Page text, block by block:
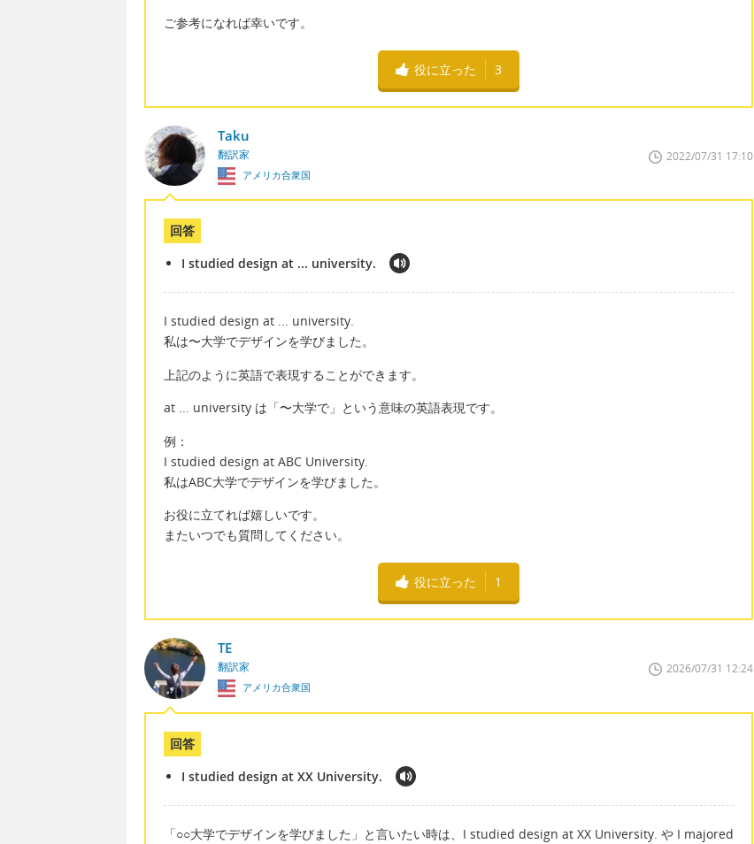
ご参考になれば幸いです。
役に立った 3
Taku
翻訳家
アメリカ合衆国
2022/07/31 17:10
回答
I studied design at ... university.
I studied design at ... university.
私は〜大学でデザインを学びました。
上記のように英語で表現することができます。
at ... university は「〜大学で」という意味の英語表現です。
例：
I studied design at ABC University.
私はABC大学でデザインを学びました。
お役に立てれば嬉しいです。
またいつでも質問してください。
役に立った 1
TE
翻訳家
アメリカ合衆国
2026/07/31 12:24
回答
I studied design at XX University.
「○○大学でデザインを学びました」と言いたい時は、I studied design at XX University. や I majored